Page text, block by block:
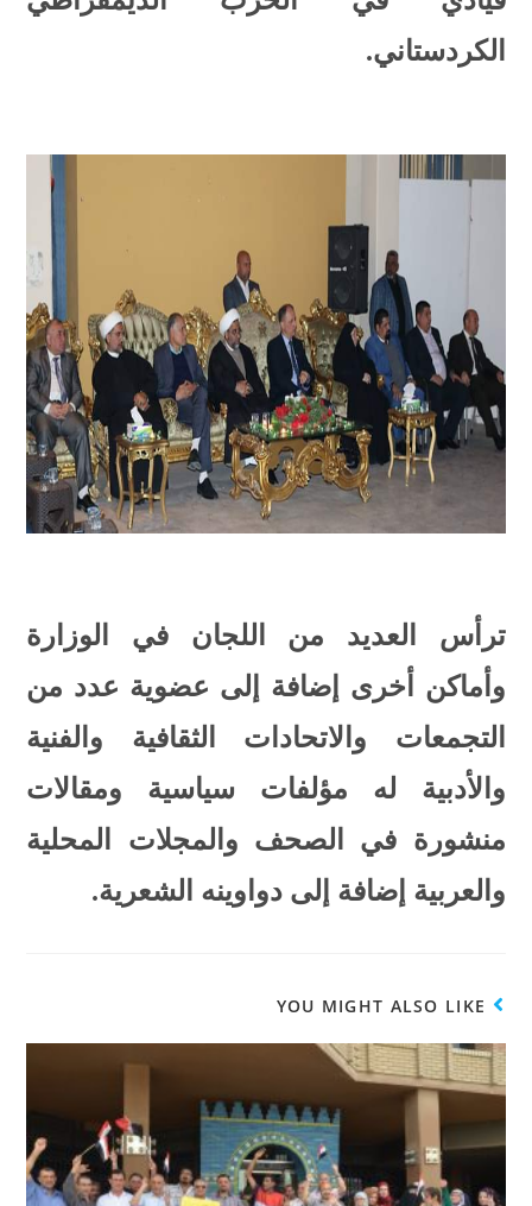
الكردستاني.
ترأس العديد من اللجان في الوزارة
وأماكن أخرى إضافة إلى عضوية عدد من
التجمعات والاتحادات الثقافية والفنية
والأدبية له مؤلفات سياسية ومقالات
منشورة في الصحف والمجلات المحلية
والعربية إضافة إلى دواوينه الشعرية.
YOU MIGHT ALSO LIKE